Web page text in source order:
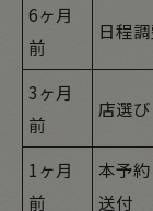
6ヶ月
前
日程
3ヶ月
前
店選
1ヶ月
前
本予
送付